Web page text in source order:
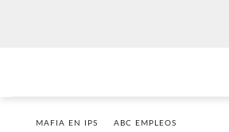
MAFIA EN IPS ABC EMPLEOS